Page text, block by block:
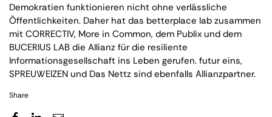
Demokratien funktionieren nicht ohne verlässliche
Öffentlichkeiten. Daher hat das betterplace lab zusammen
mit CORRECTIV, More in Common, dem Publix und dem
BUCERIUS LAB die Allianz für die resiliente
Informationsgesellschaft ins Leben gerufen. futur eins,
SPREUWEIZEN und Das Nettz sind ebenfalls Allianzpartner.
Share